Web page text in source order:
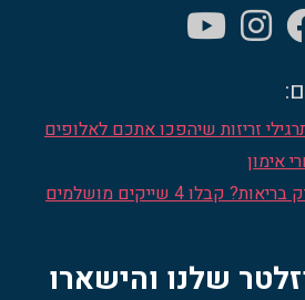
אימון
מחפשים מתכון לשייק בריאות? קבלו 4 שייקים מושלמים
שלנו והישארו